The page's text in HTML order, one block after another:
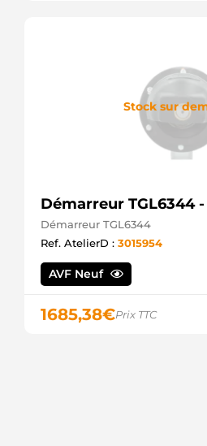
Stock sur
Démarreur TGL6344
Démarreur TGL6344
Ref. AtelierD : 3015954
AVF Neuf
1685,38€Prix TTC